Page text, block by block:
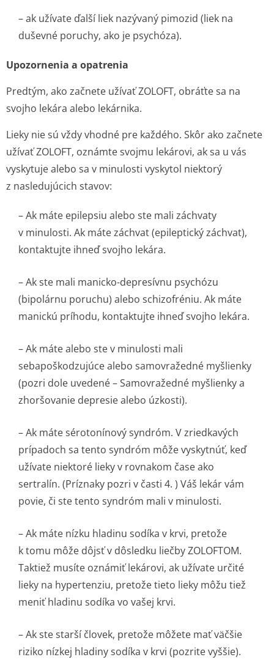
– ak užívate ďalší liek nazývaný pimozid (liek na
duševné poruchy, ako je psychóza).
Upozornenia a opatrenia
Predtým, ako začnete užívať ZOLOFT, obráťte sa na
svojho lekára alebo lekárnika.
Lieky nie sú vždy vhodné pre každého. Skôr ako začnete
užívať ZOLOFT, oznámte svojmu lekárovi, ak sa u vás
vyskytuje alebo sa v minulosti vyskytol niektorý
z nasledujúcich stavov:
– Ak máte epilepsiu alebo ste mali záchvaty
v minulosti. Ak máte záchvat (epileptický záchvat),
kontaktujte ihneď svojho lekára.
– Ak ste mali manicko-depresívnu psychózu
(bipolárnu poruchu) alebo schizofréniu. Ak máte
manickú príhodu, kontaktujte ihneď svojho lekára.
– Ak máte alebo ste v minulosti mali
sebapoškodzujúce alebo samovražedné myšlienky
(pozri dole uvedené – Samovražedné myšlienky a
zhoršovanie depresie alebo úzkosti).
– Ak máte sérotonínový syndróm. V zriedkavých
prípadoch sa tento syndróm môže vyskytnúť, keď
užívate niektoré lieky v rovnakom čase ako
sertralín. (Príznaky pozri v časti 4. ) Váš lekár vám
povie, či ste tento syndróm mali v minulosti.
– Ak máte nízku hladinu sodíka v krvi, pretože
k tomu môže dôjsť v dôsledku liečby ZOLOFTOM.
Taktiež musíte oznámiť lekárovi, ak užívate určité
lieky na hypertenziu, pretože tieto lieky môžu tiež
meniť hladinu sodíka vo vašej krvi.
– Ak ste starší človek, pretože môžete mať väčšie
riziko nízkej hladiny sodíka v krvi (pozrite vyššie).